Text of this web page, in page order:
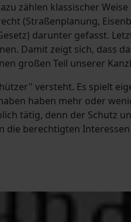
zählen klassischer
(Straßenplanung,
darunter gefasst.
Damit zeigt sich, dass
großen Teil unserer
versteht. Es spielt
haben mehr oder
tätig, denn der Schutz
die berechtigten